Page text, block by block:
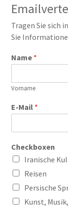
Tragen Sie sich
Sie
Name *
Vorname
E-Mail *
Checkboxen
Iranische
Reisen
Persische
Kunst,